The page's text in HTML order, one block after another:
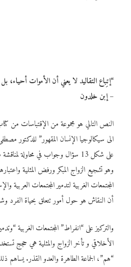
“إتِباع التقاليد لا يعني أن الأموات أحياء،
– إبن خلدون
النص التالي هو مجموعة من الإقتباسات من
الى سيكالوجيا الإنسان المقهور” للدكتور
على شكل 13 سؤال وجواب في محاولة
وهو تشجيع الزواج المبكر ورفض المثلية
المجتمعات الغربية لتدمير المجتمعات العربية
أن النقاش هو حول أمور تتعلق بحياة الفرد
والتركيز على “انفراط” المجتمعات الغربية
الأخلاقي و تأخر الزواج والمثلية هي حجج
“هم”، الجماعة الطاهرة والعدو القذر. يساهم